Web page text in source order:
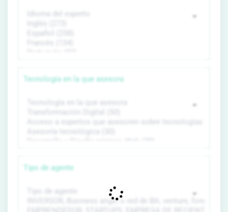
Tecnología en la que asesora
Tipo de agente